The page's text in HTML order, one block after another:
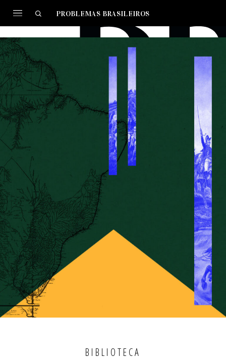
PROBLEMAS BRASILEIROS
BIBLIOTECA